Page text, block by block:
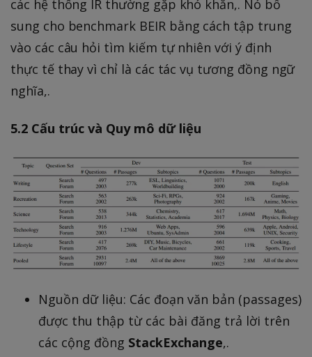
các hệ thống IR thường gặp khó khăn,. Nó bổ
sung cho benchmark BEIR bằng cách tập trung
vào các câu hỏi tìm kiếm tự nhiên với ý định
thực tế thay vì chỉ là các tác vụ tương đồng ngữ
nghĩa,.
5.2 Cấu trúc và Quy mô dữ liệu
Nguồn dữ liệu: Các đoạn văn bản (passages)
được thu thập từ các bài đăng trả lời trên
các cộng đồng StackExchange,.